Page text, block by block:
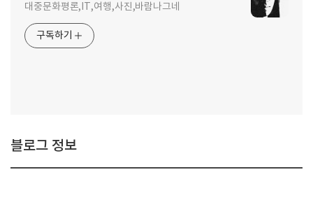
대중문화평론,IT,여행,사진,바람나그네
구독하기
블로그 정보